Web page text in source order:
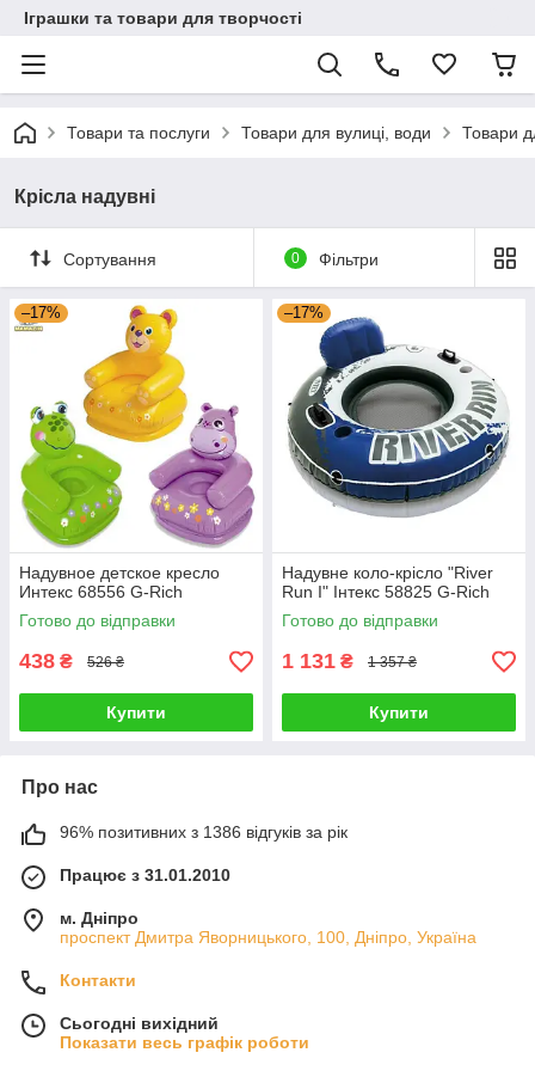
Іграшки та товари для творчості
Товари та послуги Товари для вулиці, води Товари
Крісла надувні
Сортування 0 Фільтри
–17%
Надувное детское кресло
Интекс 68556 G-Rich
Готово до відправки
438 ₴ 526 ₴
Купити
–17%
Надувне коло-крісло "River
Run I" Інтекс 58825 G-Rich
Готово до відправки
1 131 ₴ 1 357 ₴
Купити
Про нас
96% позитивних з 1386 відгуків за рік
Працює з 31.01.2010
м. Дніпро
проспект Дмитра Яворницького, 100, Дніпро, Україна
Контакти
Сьогодні вихідний
Показати весь графік роботи